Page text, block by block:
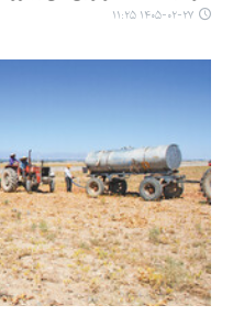
۱۴۰۵-۰۲-۲۷ ۱۱:۲۵